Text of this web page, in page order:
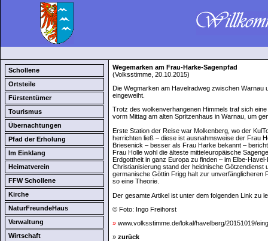
Schollene
Ortsteile
Fürstentümer
Tourismus
Übernachtungen
Pfad der Erholung
Im Einklang
Heimatverein
FFW Schollene
Kirche
NaturFreundeHaus
Verwaltung
Wirtschaft
Wegemarken am Frau-Harke-Sagenpfad
(Volksstimme, 20.10.2015)
Die Wegmarken am Havelradweg zwischen Warnau
eingeweiht.
Trotz des wolkenverhangenen Himmels traf sich
vorm Mittag am alten Spritzenhaus in Warnau, um
Erste Station der Reise war Molkenberg, wo der
herrichten ließ – diese ist ausnahmsweise der Frau
Briesenick – besser als Frau Harke bekannt –
Frau Holle wohl die älteste mitteleuropäische
Erdgottheit in ganz Europa zu finden – im Elbe-
Christianisierung stand der heidnische Götzendienst
germanische Göttin Frigg halt zur unverfänglicheren
so eine Theorie.
Der gesamte Artikel ist unter dem folgenden Link zu
© Foto: Ingo Freihorst
» www.volksstimme.de/lokal/havelberg/20151019/
» zurück